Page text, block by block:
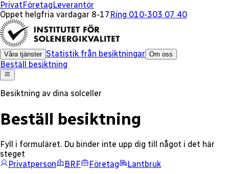
PrivatFöretagLeverantör
Öppet helgfria vardagar 8-17 Ring 010-303 07 40
Våra tjänster Statistik från besiktningar Om oss
Beställ besiktning
Besiktning av dina solceller
Beställ besiktning
Fyll i formuläret. Du binder inte upp dig till något i det här
steget
Privatperson
BRF Företag Lantbruk